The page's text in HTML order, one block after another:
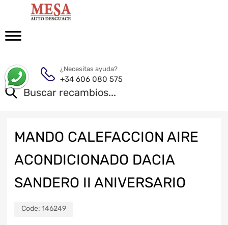
¿Necesitas ayuda?
+34 606 080 575
MANDO CALEFACCION AIRE
ACONDICIONADO DACIA
SANDERO II ANIVERSARIO
Code: 146249